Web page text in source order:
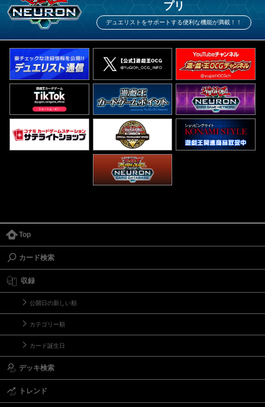
プリ
デュエリストをサポートする便利な機能が満載！！
Top
カード検索
収録
公開日の新しい順
カテゴリー順
カード誕生日
デッキ検索
トレンド